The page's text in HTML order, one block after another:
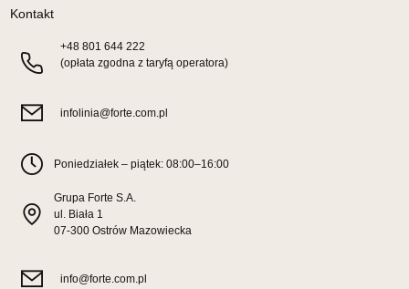
UL.DWORCOWA 4
Nr tel.603580345
Adres e-mail:
meb_ted@o2.pl
Pn-Pt: 08:00-18:00, Sb: 08:00-14:00
SALON MEBLOWY PRYM
Kontakt
+48 801 644 222
(opłata zgodna z taryfą operatora)
infolinia@forte.com.pl
Poniedziałek – piątek: 08:00–16:00
Grupa Forte S.A.
ul. Biała 1
07-300 Ostrów Mazowiecka
info@forte.com.pl